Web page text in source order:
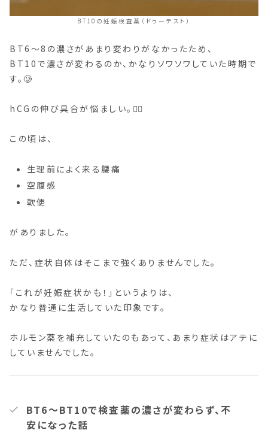
BT10の妊娠検査薬（ドゥーテスト）
BT6〜8の濃さがあまり変わりがなかったため、
BT10で濃さが変わるのか、かなりソワソワしていた時期で
す。🥲
hCGの伸び具合が悩ましい。😮‍💨
この頃は、
生理前によく来る腰痛
空腹感
軟便
がありました。
ただ、症状自体はそこまで強くありませんでした。
「これが妊娠症状かも！」というよりは、
かなり普通に生活していた印象です。
ホルモン薬を補充していたのもあって、あまり症状はアテに
していませんでした。
BT6〜BT10で検査薬の濃さが変わらず、不
安になった話